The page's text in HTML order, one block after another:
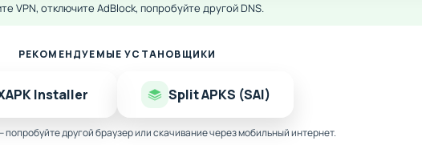
VPN, отключите AdBlock, попробуйте другой DNS.
РЕКОМЕНДУЕМЫЕ УСТАНОВЩИКИ
Installer Split APKS (SAI)
попробуйте другой браузер или скачивание через мобильный интернет.